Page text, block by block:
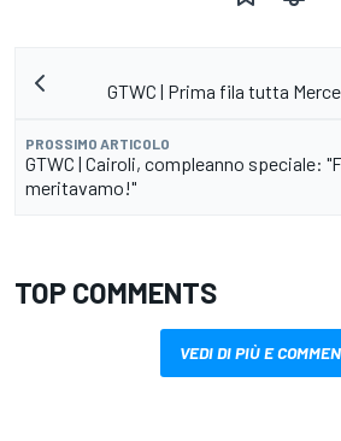
GTWC | Prima fila tutta
PROSSIMO ARTICOLO
GTWC | Cairoli, compleanno speciale:
meritavamo!"
TOP COMMENTS
VEDI DI PIÙ E